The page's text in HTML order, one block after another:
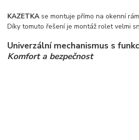
KAZETKAse montuje přímo na okenní
Díky tomuto řešení je montáž rolet velmi
Univerzální mechanismus s
Komfort a bezpečnost